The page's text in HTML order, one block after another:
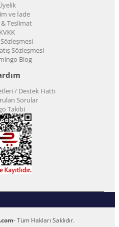
ve İade
Teslimat
KVKK
Sözleşmesi
Blog
/ Destek Hattı
Sorular
Takibi
- Tüm Hakları Saklıdır.